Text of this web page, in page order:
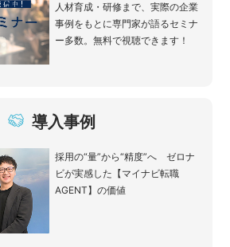
人材育成・研修まで、実際の企業
事例をもとに専門家が語るセミナ
ー多数。無料で視聴できます！
導入事例
採用の“量”から“精度”へ ゼロナ
ビが実感した【マイナビ転職
AGENT】の価値